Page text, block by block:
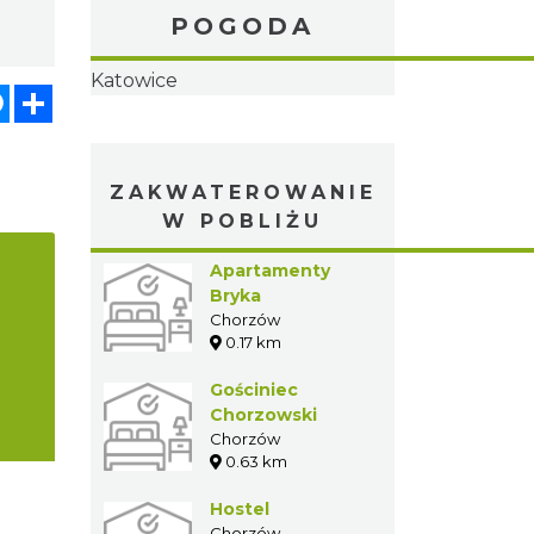
Share
POGODA
ZAKWATEROWANIE
Apartamenty
Bryka
Chorzów